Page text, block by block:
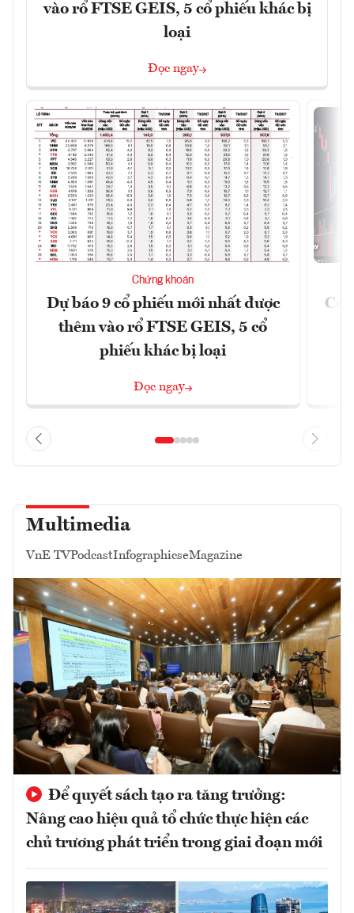
vào rổ FTSE GEIS, 5 cổ phiếu khác bị
loại
Đọc ngay
Chứng khoán
Dự báo 9 cổ phiếu mới nhất được
thêm vào rổ FTSE GEIS, 5 cổ
phiếu khác bị loại
Đọc ngay
Có
Multimedia
VnE TVPodcastInfographicseMagazine
Để quyết sách tạo ra tăng trưởng:
Nâng cao hiệu quả tổ chức thực hiện các
chủ trương phát triển trong giai đoạn mới